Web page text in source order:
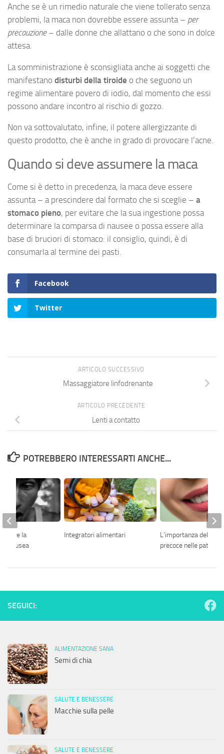
Anche se è un rimedio naturale che viene tollerato senza
problemi, la maca non dovrebbe essere assunta – per
precauzione– dalle donne che allattano o che sono in dolce
attesa.
La somministrazione è sconsigliata anche ai soggetti che
manifestano disturbi della tiroide o che seguono un
regime alimentare povero di iodio, dal momento che essi
possono andare incontro al rischio di gozzo.
Non va sottovalutato, infine, il potere allergizzante di
questo prodotto, che è anche in grado di provocare l’acne.
Quando si deve assumere la maca
Come si è detto in precedenza, la maca deve essere
assunta – a prescindere dal formato che si sceglie – a
stomaco pieno, per evitare che la sua ingestione possa
determinare la comparsa di nausee o possa essere alla
base di bruciori di stomaco: il consiglio, quindi, è di
consumarla al termine dei pasti.
Facebook
Twitter
ARTICOLO SUCCESSIVO
Massaggiatore linfodrenante
ARTICOLO PRECEDENTE
Lenti a contatto
POTREBBERO INTERESSARTI ANCHE...
Integratori alimentari
L’importanza della
precoce nelle
la
nausea
SEGUICI:
ALIMENTAZIONE SANA
Semi di chia
SALUTE E BENESSERE
Macchie sulla pelle
SALUTE E BENESSERE